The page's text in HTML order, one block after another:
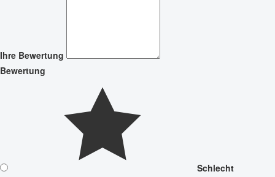
Ihre Bewertung
Bewertung
Schlecht